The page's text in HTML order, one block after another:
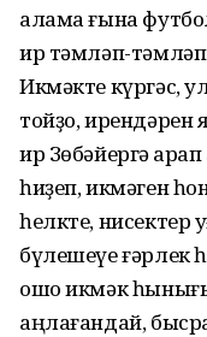
алама ғына
ир тәмләп-
Икмәкте күргәс,
тойҙо,
ир Зөбәйергә
һиҙеп, икмәген
һелкте, нисектер
бүлешеүе ғәрлек
ошо икмәк
аңлағандай,